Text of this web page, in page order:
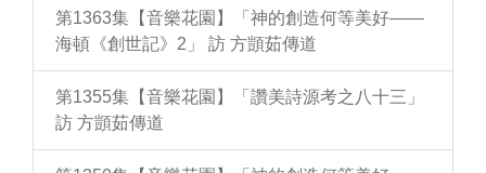
第1363集【音樂花園】「神的創造何等美好——
海頓《創世記》2」 訪 方顗茹傳道
第1355集【音樂花園】「讚美詩源考之八十三」
訪 方顗茹傳道